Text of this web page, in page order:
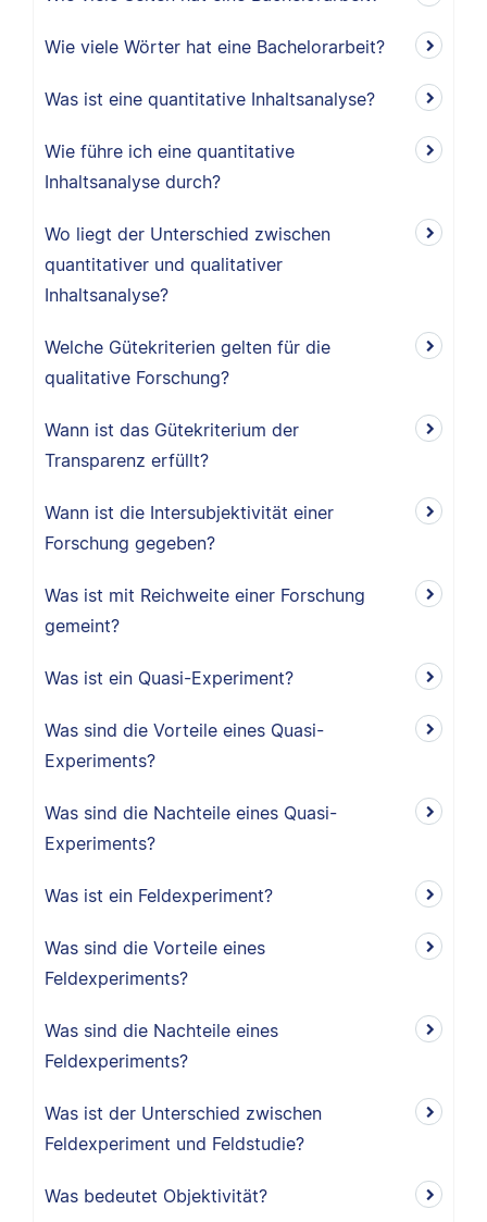
Wie viele Wörter hat eine Bachelorarbeit?
Was ist eine quantitative Inhaltsanalyse?
Wie führe ich eine quantitative
Inhaltsanalyse durch?
Wo liegt der Unterschied zwischen
quantitativer und qualitativer
Inhaltsanalyse?
Welche Gütekriterien gelten für die
qualitative Forschung?
Wann ist das Gütekriterium der
Transparenz erfüllt?
Wann ist die Intersubjektivität einer
Forschung gegeben?
Was ist mit Reichweite einer Forschung
gemeint?
Was ist ein Quasi-Experiment?
Was sind die Vorteile eines Quasi-
Experiments?
Was sind die Nachteile eines Quasi-
Experiments?
Was ist ein Feldexperiment?
Was sind die Vorteile eines
Feldexperiments?
Was sind die Nachteile eines
Feldexperiments?
Was ist der Unterschied zwischen
Feldexperiment und Feldstudie?
Was bedeutet Objektivität?